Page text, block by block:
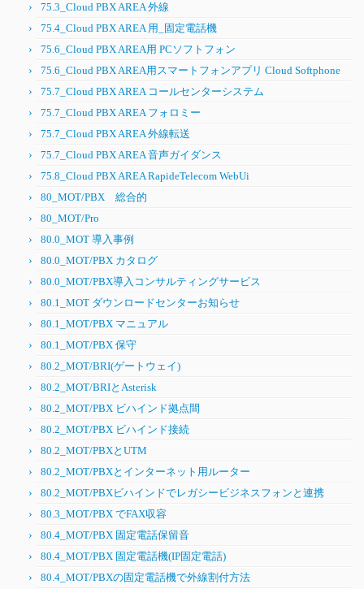
75.3_Cloud PBX AREA 外線
75.4_Cloud PBX AREA 用_固定電話機
75.6_Cloud PBX AREA用 PCソフトフォン
75.6_Cloud PBX AREA用スマートフォンアプリ Cloud Softphone
75.7_Cloud PBX AREA コールセンターシステム
75.7_Cloud PBX AREA フォロミー
75.7_Cloud PBX AREA 外線転送
75.7_Cloud PBX AREA 音声ガイダンス
75.8_Cloud PBX AREA RapideTelecom WebUi
80_MOT/PBX 総合的
80_MOT/Pro
80.0_MOT 導入事例
80.0_MOT/PBX カタログ
80.0_MOT/PBX導入コンサルティングサービス
80.1_MOT ダウンロードセンターお知らせ
80.1_MOT/PBX マニュアル
80.1_MOT/PBX 保守
80.2_MOT/BRI(ゲートウェイ)
80.2_MOT/BRIとAsterisk
80.2_MOT/PBX ビハインド拠点間
80.2_MOT/PBX ビハインド接続
80.2_MOT/PBXとUTM
80.2_MOT/PBXとインターネット用ルーター
80.2_MOT/PBXビハインドでレガシービジネスフォンと連携
80.3_MOT/PBX でFAX収容
80.4_MOT/PBX 固定電話保留音
80.4_MOT/PBX 固定電話機(IP固定電話)
80.4_MOT/PBXの固定電話機で外線割付方法